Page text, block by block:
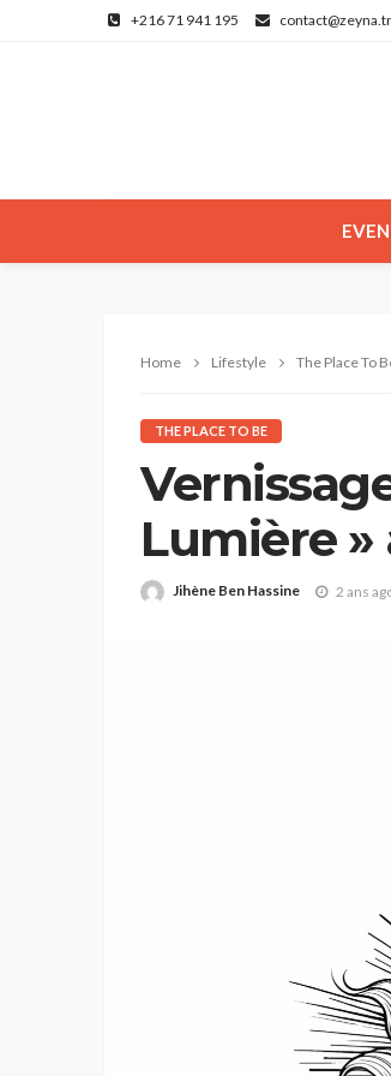
+216 71 941 195
Home Lifestyle The Place To
THE PLACE TO BE
Lumière
Jihène Ben Hassine 2 ans